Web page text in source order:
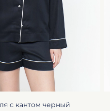
с кантом черный